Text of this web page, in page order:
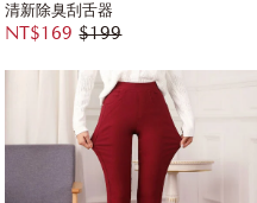
清新除臭刮舌器
NT$169 $199